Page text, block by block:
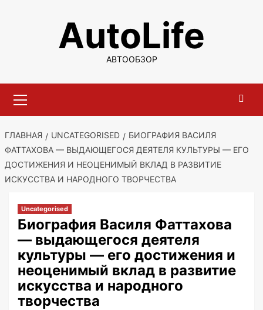
содержимомуAutoLife
АВТООБЗОР
меню
ГЛАВНАЯ UNCATEGORISED
БИОГРАФИЯ ВАСИЛЯ
ФАТТАХОВА — ВЫДАЮЩЕГОСЯ ДЕЯТЕЛЯ КУЛЬТУРЫ — ЕГО
ДОСТИЖЕНИЯ И НЕОЦЕНИМЫЙ ВКЛАД В РАЗВИТИЕ
ИСКУССТВА И НАРОДНОГО ТВОРЧЕСТВА
Uncategorised
Биография Василя Фаттахова
— выдающегося деятеля
культуры — его достижения и
неоценимый вклад в развитие
искусства и народного
творчества